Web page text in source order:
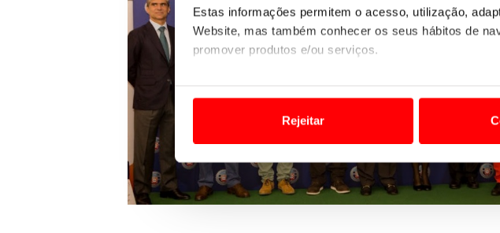
Estas informações permitem o acesso, utilização,
Website, mas também conhecer os seus hábitos de
promover produtos e/ou serviços.
Usamos cookies para melhorar a sua experiência
funcionalidades de redes sociais, bem como para
Adicionalmente partilhamos informação, relativa à sua
Rejeitar